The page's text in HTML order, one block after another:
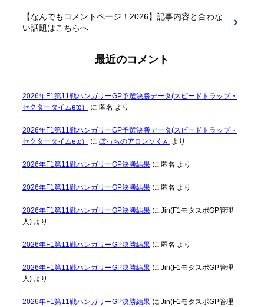
【なんでもコメントページ！2026】記事内容と合わな
い話題はこちらへ
最近のコメント
2026年F1第11戦ハンガリーGP予選決勝データ(スピードトラップ・
セクタータイムetc）
に 匿名 より
2026年F1第11戦ハンガリーGP予選決勝データ(スピードトラップ・
セクタータイムetc）
に ぼっちのアロンソくん より
2026年F1第11戦ハンガリーGP決勝結果に 匿名 より
2026年F1第11戦ハンガリーGP決勝結果に 匿名 より
2026年F1第11戦ハンガリーGP決勝結果に Jin(F1モタスポGP管理
人)より
2026年F1第11戦ハンガリーGP決勝結果に 匿名 より
2026年F1第11戦ハンガリーGP決勝結果に Jin(F1モタスポGP管理
人)より
2026年F1第11戦ハンガリーGP決勝結果に Jin(F1モタスポGP管理